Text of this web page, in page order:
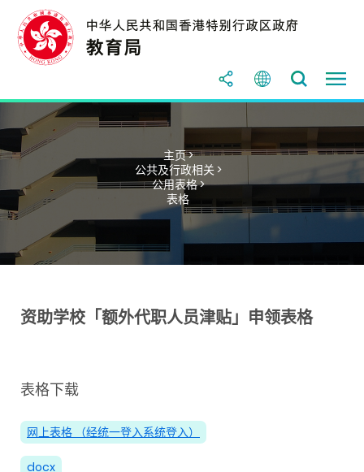
主页 >
公共及行政相关 >
公用表格 >
表格
资助学校「额外代职人员津贴」申领表格
表格下载
网上表格 （经统一登入系统登入）
docx